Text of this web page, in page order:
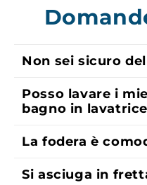
Non sei sicuro
Posso lavare i
bagno in
La fodera è
Si asciuga in